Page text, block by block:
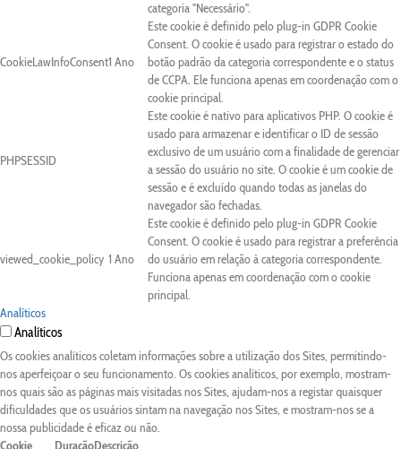
categoria "Necessário".
CookieLawInfoConsent1 Ano
Este cookie é definido pelo plug-in GDPR Cookie
Consent. O cookie é usado para registrar o estado do
botão padrão da categoria correspondente e o status
de CCPA. Ele funciona apenas em coordenação com o
cookie principal.
PHPSESSID
Este cookie é nativo para aplicativos PHP. O cookie é
usado para armazenar e identificar o ID de sessão
exclusivo de um usuário com a finalidade de gerenciar
a sessão do usuário no site. O cookie é um cookie de
sessão e é excluído quando todas as janelas do
navegador são fechadas.
viewed_cookie_policy 1 Ano
Este cookie é definido pelo plug-in GDPR Cookie
Consent. O cookie é usado para registrar a preferência
do usuário em relação à categoria correspondente.
Funciona apenas em coordenação com o cookie
principal.
Analíticos
Analíticos
Os cookies analíticos coletam informações sobre a utilização dos Sites, permitindo-
nos aperfeiçoar o seu funcionamento. Os cookies analíticos, por exemplo, mostram-
nos quais são as páginas mais visitadas nos Sites, ajudam-nos a registar quaisquer
dificuldades que os usuários sintam na navegação nos Sites, e mostram-nos se a
nossa publicidade é eficaz ou não.
Cookie
DuraçãoDescrição